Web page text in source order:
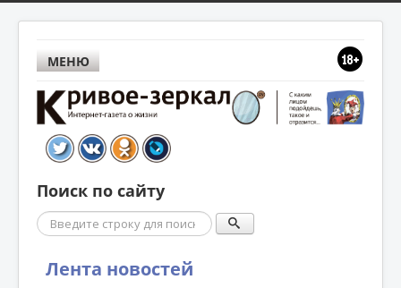
МЕНЮ
Поиск по сайту
Поиск
Лента новостей